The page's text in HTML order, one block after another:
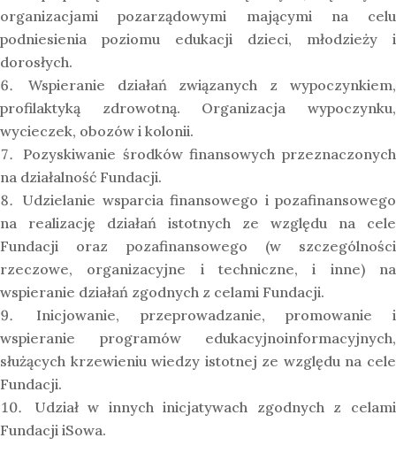
organizacjami pozarządowymi mającymi na celu
podniesienia poziomu edukacji dzieci, młodzieży i
dorosłych.
Wspieranie działań związanych z wypoczynkiem,
profilaktyką zdrowotną. Organizacja wypoczynku,
wycieczek, obozów i kolonii.
Pozyskiwanie środków finansowych przeznaczonych
na działalność Fundacji.
Udzielanie wsparcia finansowego i pozafinansowego
na realizację działań istotnych ze względu na cele
Fundacji oraz pozafinansowego (w szczególności
rzeczowe, organizacyjne i techniczne, i inne) na
wspieranie działań zgodnych z celami Fundacji.
Inicjowanie, przeprowadzanie, promowanie i
wspieranie programów edukacyjnoinformacyjnych,
służących krzewieniu wiedzy istotnej ze względu na cele
Fundacji.
Udział w innych inicjatywach zgodnych z celami
Fundacji iSowa.